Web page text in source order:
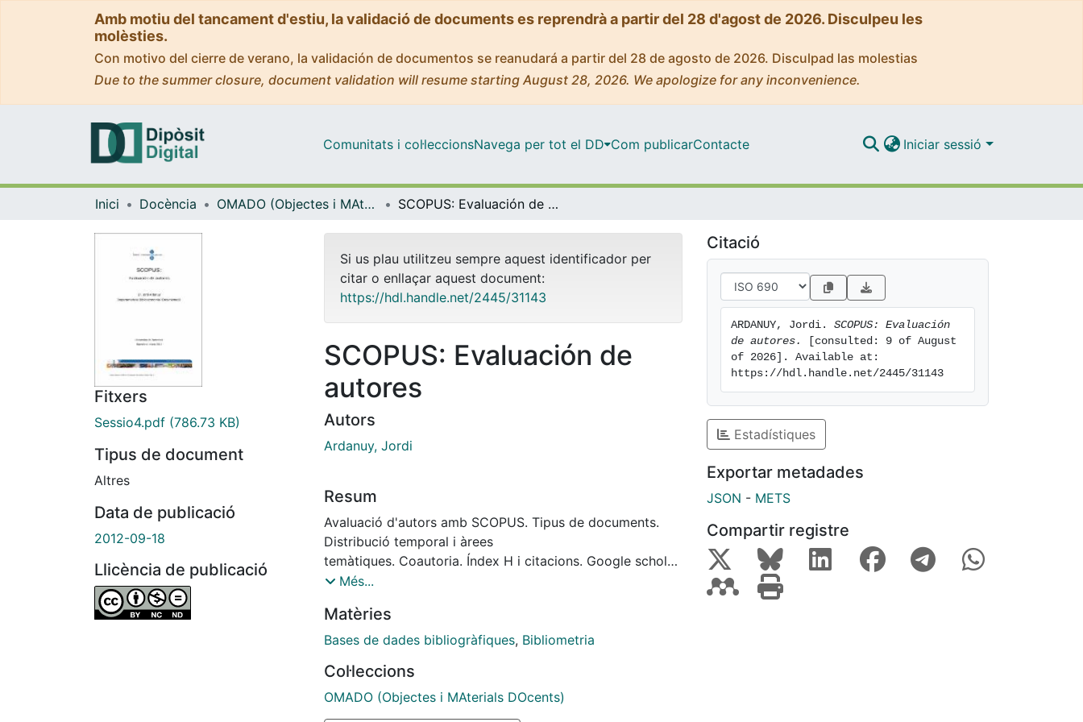
Amb motiu del tancament d'estiu, la validació de documents es reprendrà a partir del 28 d'agost de 2026. Disculpeu les
molèsties.
Con motivo del cierre de verano, la validación de documentos se reanudará a partir del 28 de agosto de 2026. Disculpad las molestias
Due to the summer closure, document validation will resume starting August 28, 2026. We apologize for any inconvenience.
Comunitats i col·leccionsNavega per tot el DD Com publicarContacte Iniciar sessió
Inici Docència OMADO (Objectes i MAterials DOcents) SCOPUS: Evaluación de autores
Fitxers
Sessio4.pdf (786.73 KB)
Tipus de document
Altres
Data de publicació
2012-09-18
Llicència de publicació
Si us plau utilitzeu sempre aquest identificador per
citar o enllaçar aquest document:
https://hdl.handle.net/2445/31143
SCOPUS: Evaluación de
autores
Autors
Ardanuy, Jordi
Resum
Avaluació d'autors amb SCOPUS. Tipus de documents.
Distribució temporal i àrees
temàtiques. Coautoria. Índex H i citacions. Google scholar
citations.
Més...
Matèries
Bases de dades bibliogràfiques, Bibliometria
Col·leccions
OMADO (Objectes i MAterials DOcents)
Citació
ARDANUY, Jordi. SCOPUS: Evaluación
de autores.
[consulted: 9 of August
of 2026]. Available at:
https://hdl.handle.net/2445/31143
Estadístiques
Exportar metadades
JSON - METS
Compartir registre